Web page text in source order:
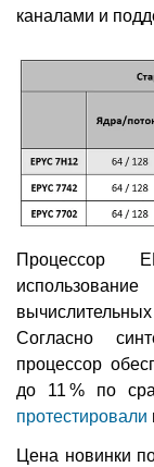
каналами и
Процессор
Согласно
процессор
до 11 % по
протестировали
Цена новинки